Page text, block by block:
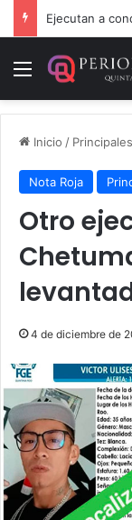
Ejecutan a
Menú
Inicio / Principales
Nota Roja
Otro
4 de diciembre de